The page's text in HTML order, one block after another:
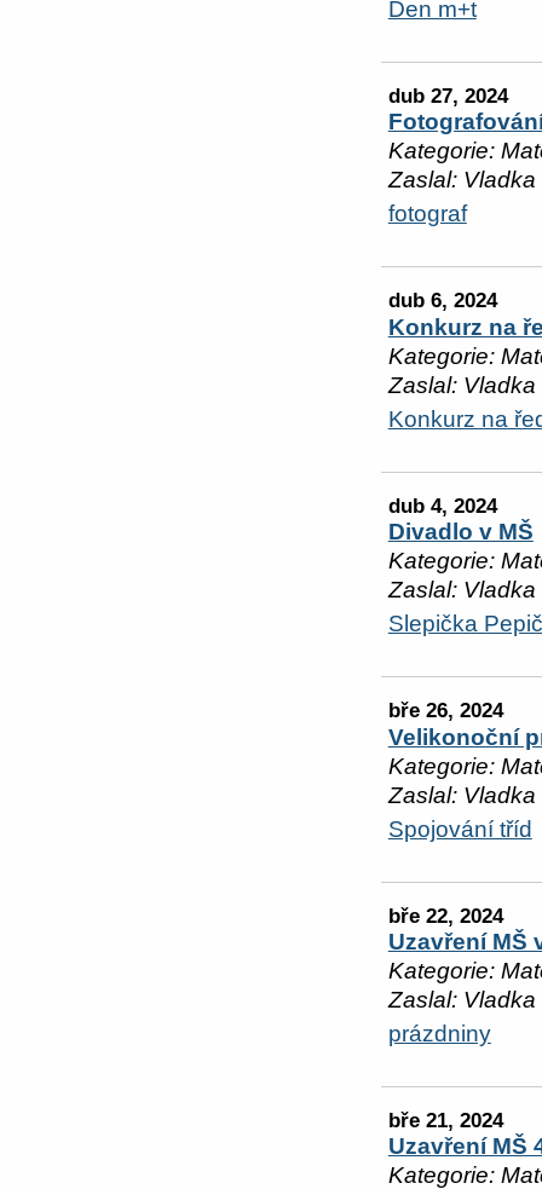
Den m+t
dub 27, 2024
Kategorie:
Zaslal: Vladka
fotograf
dub 6, 2024
Konkurz na
Kategorie:
Zaslal: Vladka
Konkurz na
dub 4, 2024
Divadlo v MŠ
Kategorie:
Zaslal: Vladka
Slepička
bře 26, 2024
Velikonoční
Kategorie:
Zaslal: Vladka
Spojování tříd
bře 22, 2024
Uzavření MŠ
Kategorie:
Zaslal: Vladka
prázdniny
bře 21, 2024
Uzavření MŠ
Kategorie: